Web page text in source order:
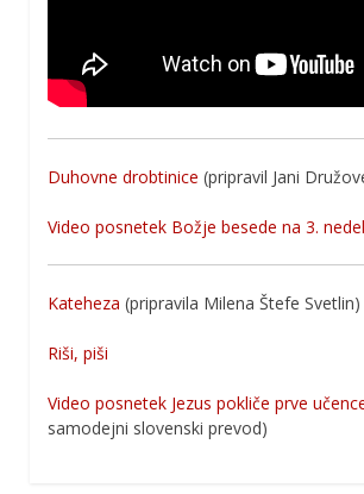
Duhovne drobtinice (pripravil Jani
Video posnetek Božje besede na 3.
Kateheza (pripravila Milena Štefe Svetlin)
Riši, piši
Video posnetek Jezus pokliče prve
samodejni slovenski prevod)